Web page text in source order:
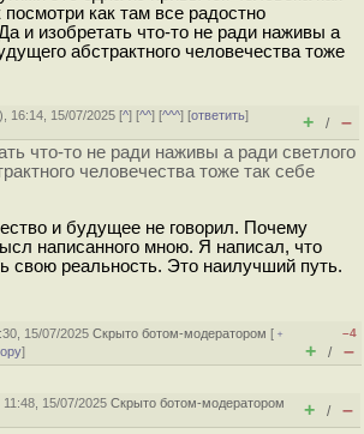
как там все радостно
и изобретать что-то не ради наживы а
абстрактного человечества тоже
), 16:14, 15/07/2025 [^] [^^] [^^^] [ответить]
+ / –
что-то не ради наживы а ради светлого
человечества тоже так себе
и будущее не говорил. Почему
написанного мною. Я написал, что
свою реальность. Это наилучший путь.
15/07/2025Скрыто ботом-модератором [ ﹢
]
–4
+ / –
11:48, 15/07/2025Скрыто ботом-модератором
+ / –